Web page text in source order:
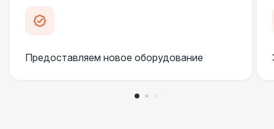
Предоставляем новое оборудование